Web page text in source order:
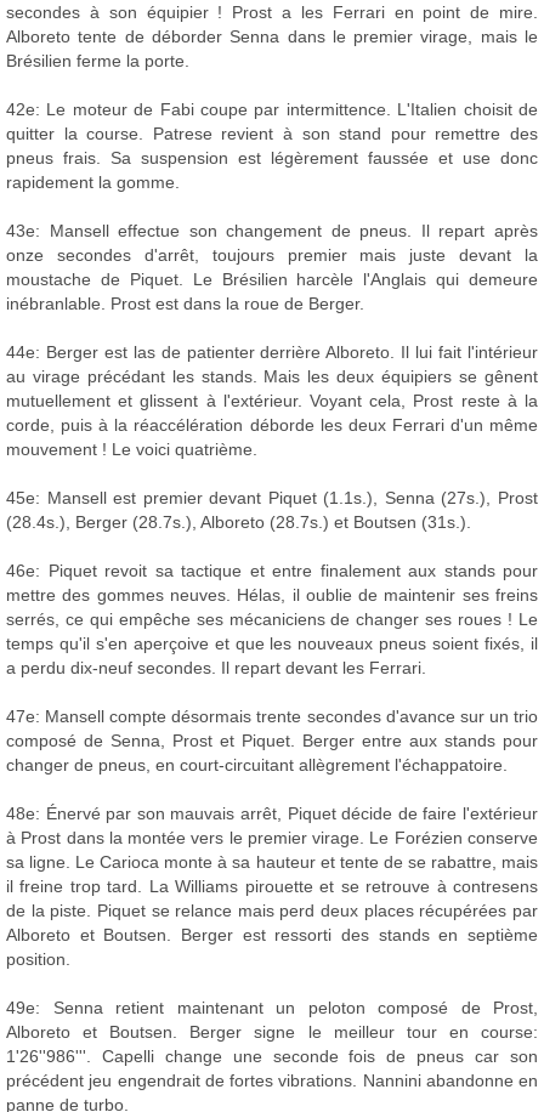
secondes à son équipier ! Prost a les Ferrari en point de mire.
Alboreto tente de déborder Senna dans le premier virage, mais le
Brésilien ferme la porte.
42e: Le moteur de Fabi coupe par intermittence. L'Italien choisit de
quitter la course. Patrese revient à son stand pour remettre des
pneus frais. Sa suspension est légèrement faussée et use donc
rapidement la gomme.
43e: Mansell effectue son changement de pneus. Il repart après
onze secondes d'arrêt, toujours premier mais juste devant la
moustache de Piquet. Le Brésilien harcèle l'Anglais qui demeure
inébranlable. Prost est dans la roue de Berger.
44e: Berger est las de patienter derrière Alboreto. Il lui fait l'intérieur
au virage précédant les stands. Mais les deux équipiers se gênent
mutuellement et glissent à l'extérieur. Voyant cela, Prost reste à la
corde, puis à la réaccélération déborde les deux Ferrari d'un même
mouvement ! Le voici quatrième.
45e: Mansell est premier devant Piquet (1.1s.), Senna (27s.), Prost
(28.4s.), Berger (28.7s.), Alboreto (28.7s.) et Boutsen (31s.).
46e: Piquet revoit sa tactique et entre finalement aux stands pour
mettre des gommes neuves. Hélas, il oublie de maintenir ses freins
serrés, ce qui empêche ses mécaniciens de changer ses roues ! Le
temps qu'il s'en aperçoive et que les nouveaux pneus soient fixés, il
a perdu dix-neuf secondes. Il repart devant les Ferrari.
47e: Mansell compte désormais trente secondes d'avance sur un trio
composé de Senna, Prost et Piquet. Berger entre aux stands pour
changer de pneus, en court-circuitant allègrement l'échappatoire.
48e: Énervé par son mauvais arrêt, Piquet décide de faire l'extérieur
à Prost dans la montée vers le premier virage. Le Forézien conserve
sa ligne. Le Carioca monte à sa hauteur et tente de se rabattre, mais
il freine trop tard. La Williams pirouette et se retrouve à contresens
de la piste. Piquet se relance mais perd deux places récupérées par
Alboreto et Boutsen. Berger est ressorti des stands en septième
position.
49e: Senna retient maintenant un peloton composé de Prost,
Alboreto et Boutsen. Berger signe le meilleur tour en course:
1'26''986'''. Capelli change une seconde fois de pneus car son
précédent jeu engendrait de fortes vibrations. Nannini abandonne en
panne de turbo.